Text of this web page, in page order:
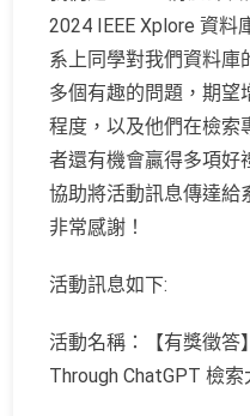
2024 IEEE Xplore 資料
系上同學對我們資料庫
多個有趣的問題，期望
程度，以及他們在檢索
者還有機會贏得多項好
協助將活動訊息傳達給
非常感謝！
活動訊息如下:
活動名稱：【有獎徵答
Through ChatGPT 檢索